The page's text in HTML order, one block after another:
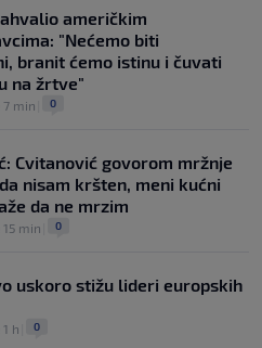
američkim
"Nećemo biti
branit ćemo istinu i čuvati
na žrtve"
7 min 0
Cvitanović govorom mržnje
nisam kršten, meni kućni
da ne mrzim
min 0
uskoro stižu lideri europskih
h 0